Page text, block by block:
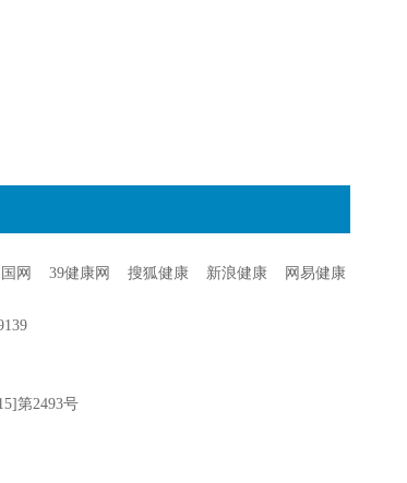
网 39健康网 搜狐健康 新浪健康
网易健康
第2493号